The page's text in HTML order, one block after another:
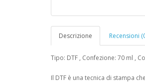
Descrizione Recensioni
Tipo: DTF , Confezione: 70 ml ,
Il DTF è una tecnica di stampa